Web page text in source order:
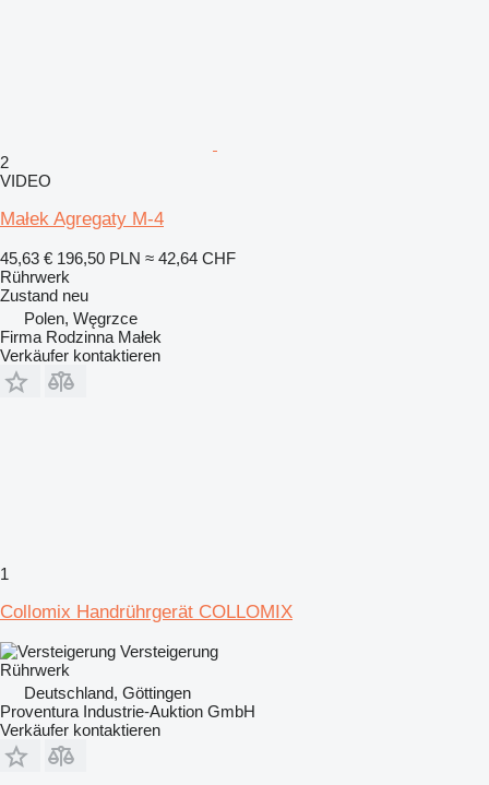
2
VIDEO
Małek Agregaty M-4
45,63 € 196,50 PLN ≈ 42,64 CHF
Rührwerk
Zustand neu
Polen, Węgrzce
Firma Rodzinna Małek
Verkäufer kontaktieren
1
Collomix Handrührgerät COLLOMIX
Versteigerung
Rührwerk
Deutschland, Göttingen
Proventura Industrie-Auktion GmbH
Verkäufer kontaktieren